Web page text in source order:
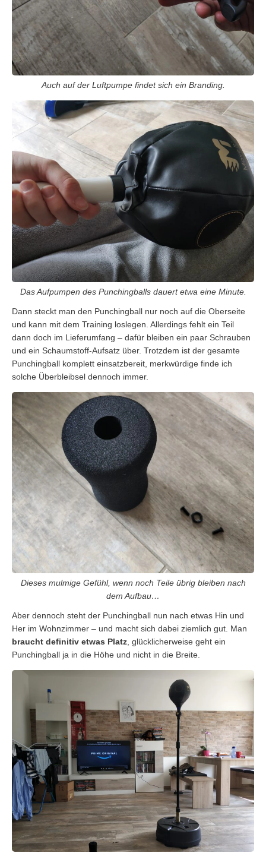
Auch auf der Luftpumpe findet sich ein Branding.
Das Aufpumpen des Punchingballs dauert etwa eine Minute.
Dann steckt man den Punchingball nur noch auf die Oberseite
und kann mit dem Training loslegen. Allerdings fehlt ein Teil
dann doch im Lieferumfang – dafür bleiben ein paar Schrauben
und ein Schaumstoff-Aufsatz über. Trotzdem ist der gesamte
Punchingball komplett einsatzbereit, merkwürdige finde ich
solche Überbleibsel dennoch immer.
Dieses mulmige Gefühl, wenn noch Teile übrig bleiben nach
dem Aufbau…
Aber dennoch steht der Punchingball nun nach etwas Hin und
Her im Wohnzimmer – und macht sich dabei ziemlich gut. Man
braucht definitiv etwas Platz, glücklicherweise geht ein
Punchingball ja in die Höhe und nicht in die Breite.